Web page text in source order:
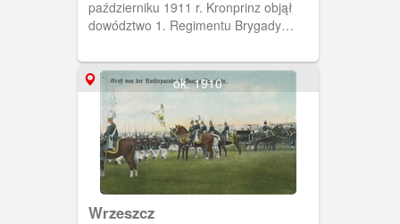
październiku 1911 r. Kronprinz objął
dowództwo 1. Regimentu Brygady
się przy Hauptstrasse 98 (obecnie
Grunwaldzka 114). Obieg 1912 r.
ok. 1910
Wrzeszcz